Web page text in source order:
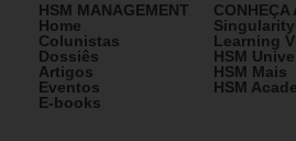
HSM MANAGEMENT
Home
Colunistas
Dossiês
Artigos
Eventos
E-books
CONHEÇA
Learning
HSM
HSM Mais
HSM